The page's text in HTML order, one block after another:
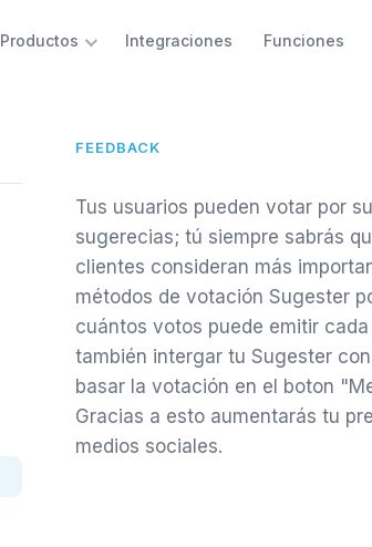
Productos Integraciones Funciones
FEEDBACK
Tus usuarios pueden votar por
sugerecias; tú siempre sabrás
clientes consideran más
métodos de votación Sugester
cuántos votos puede emitir cada
también intergar tu Sugester
basar la votación en el boton
Gracias a esto aumentarás tu
medios sociales.